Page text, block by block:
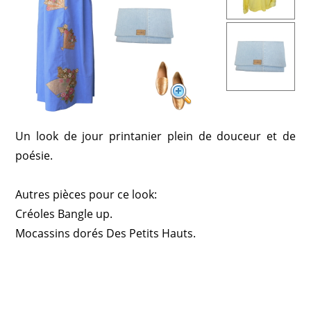
Un look de jour printanier plein de douceur et de
poésie.
Autres pièces pour ce look:
Créoles Bangle up.
Mocassins dorés Des Petits Hauts.